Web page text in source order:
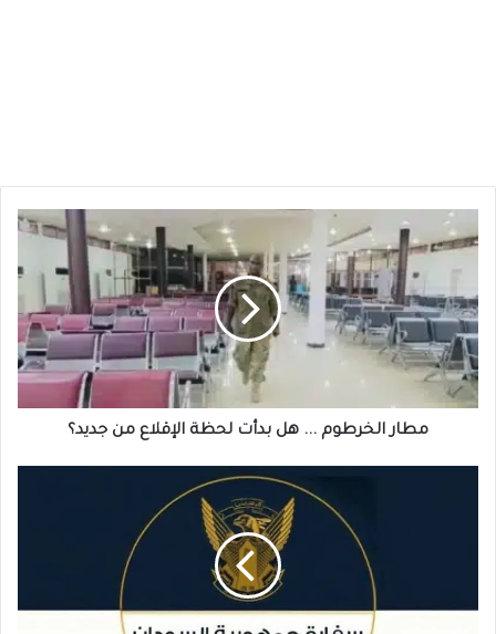
مطار
الخرطوم
بدأت
لحظة
الإقلاع
من
جديد؟
مطار الخرطوم ... هل بدأت لحظة الإقلاع من جديد؟